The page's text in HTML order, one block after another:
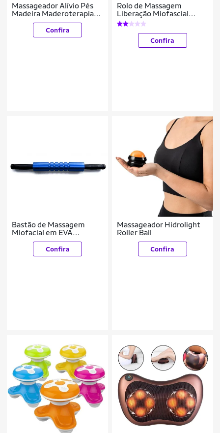
Massageador Alívio Pés
Madeira Maderoterapia
Shiatsu Relaxamento
Confira
Rolo de Massagem
Liberação Miofascial
Poker Texturizado Solido
EPP
Confira
Bastão de Massagem
Miofacial em EVA
Proaction
Confira
Massageador Hidrolight
Roller Ball
Confira